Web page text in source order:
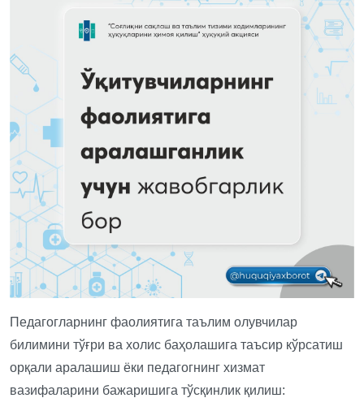
Педагогларнинг фаолиятига таълим олувчилар
билимини тўғри ва холис баҳолашига таъсир кўрсатиш
орқали аралашиш ёки педагогнинг хизмат
вазифаларини бажаришига тўсқинлик қилиш: